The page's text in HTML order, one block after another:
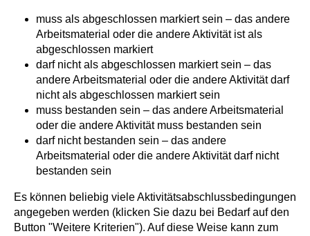
muss als abgeschlossen markiert sein – das andere
Arbeitsmaterial oder die andere Aktivität ist als
abgeschlossen markiert
darf nicht als abgeschlossen markiert sein – das
andere Arbeitsmaterial oder die andere Aktivität darf
nicht als abgeschlossen markiert sein
muss bestanden sein – das andere Arbeitsmaterial
oder die andere Aktivität muss bestanden sein
darf nicht bestanden sein – das andere
Arbeitsmaterial oder die andere Aktivität darf nicht
bestanden sein
Es können beliebig viele Aktivitätsabschlussbedingungen
angegeben werden (klicken Sie dazu bei Bedarf auf den
Button "Weitere Kriterien"). Auf diese Weise kann zum